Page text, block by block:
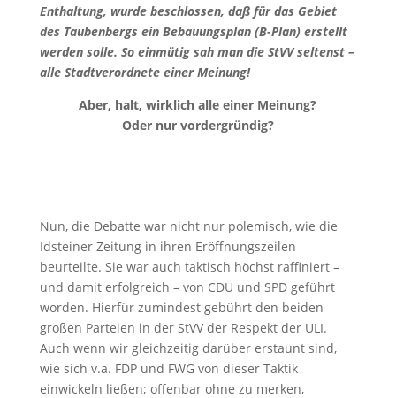
Enthaltung, wurde beschlossen, daß für das Gebiet
des Taubenbergs ein Bebauungsplan (B-Plan) erstellt
werden solle. So einmütig sah man die StVV seltenst –
alle Stadtverordnete einer Meinung!
Aber, halt, wirklich alle einer Meinung?
Oder nur vordergründig?
Nun, die Debatte war nicht nur polemisch, wie die
Idsteiner Zeitung in ihren Eröffnungszeilen
beurteilte. Sie war auch taktisch höchst raffiniert –
und damit erfolgreich – von CDU und SPD geführt
worden. Hierfür zumindest gebührt den beiden
großen Parteien in der StVV der Respekt der ULI.
Auch wenn wir gleichzeitig darüber erstaunt sind,
wie sich v.a. FDP und FWG von dieser Taktik
einwickeln ließen; offenbar ohne zu merken,